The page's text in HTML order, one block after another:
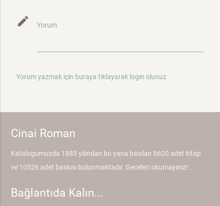
mode_edit Yorum
Yorum yazmak için buraya tıklayarak login olunuz
Cinai Roman
Katalogumuzda 1885 yılından bu yana basılan 8620 adet kitap
ve 10526 adet baskısı bulunmaktadır. Geceleri okumayınız!..
Bağlantıda Kalın...